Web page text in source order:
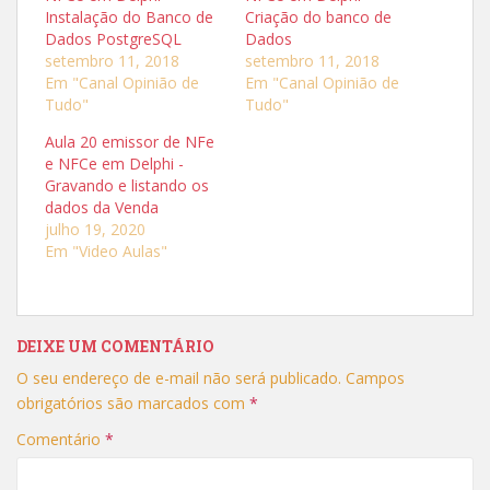
o
m
p
a
r
i
l
r
n
o
w
i
t
t
e
r
e
m
o
v
a
j
n
o
m
p
a
t
i
l
r
n
o
F
a
c
e
b
o
o
r
e
n
o
v
a
Instalação do Banco de
Dados PostgreSQL
setembro 11, 2018
Em "Canal Opinião de
Tudo"
Criação do banco de
Dados
setembro 11, 2018
Em "Canal Opinião de
Tudo"
Aula 20 emissor de NFe
e NFCe em Delphi -
Gravando e listando os
dados da Venda
julho 19, 2020
Em "Video Aulas"
DEIXE UM COMENTÁRIO
O seu endereço de e-mail não será publicado. Campos
obrigatórios são marcados com *
Comentário *